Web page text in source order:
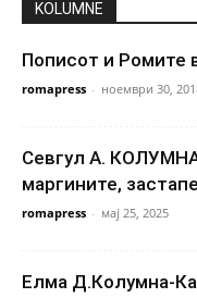
KOLUMNE
Пописот и Ромите
romapress - ноември 30,
Севгул А.
маргините,
romapress - мај 25, 2025
Елма Д.Колумна-